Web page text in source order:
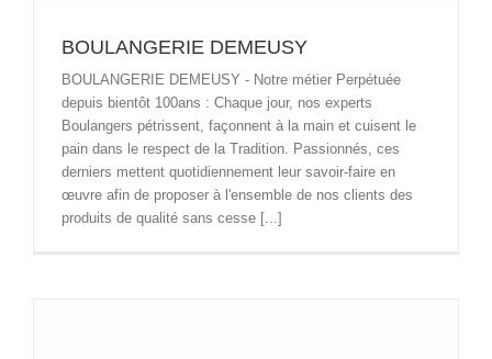
BOULANGERIE DEMEUSY
BOULANGERIE DEMEUSY - Notre métier Perpétuée
depuis bientôt 100ans : Chaque jour, nos experts
Boulangers pétrissent, façonnent à la main et cuisent le
pain dans le respect de la Tradition. Passionnés, ces
derniers mettent quotidiennement leur savoir-faire en
œuvre afin de proposer à l'ensemble de nos clients des
produits de qualité sans cesse [...]